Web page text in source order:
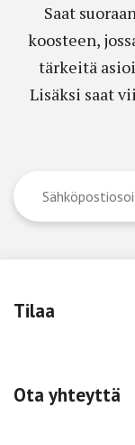
Saat
koosteen,
tärkeitä
Lisäksi saat
Tilaa
Ota yhteyttä